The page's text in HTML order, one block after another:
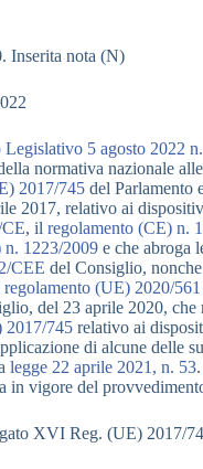
Inserita nota (N)
Legislativo 5 agosto 2022
normativa nazionale
2017/745 del Parlamento
2017, relativo ai
, il regolamento (CE) n.
n. 1223/2009 e che abroga
CEE del Consiglio,
regolamento (UE) 2020/561
del 23 aprile 2020, che
2017/745 relativo ai
di alcune delle
legge 22 aprile 2021, n. 53
in vigore del
XVI Reg. (UE) 2017/